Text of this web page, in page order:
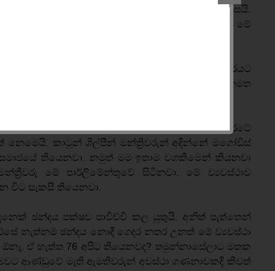
ක්‍රියාත්මක නොවුනේ ජනතාව ඊට එරෙහි නිසයි.
ප්‍රජාතන්ත්‍රවාදී තැනක දෙමල ජාතික සංධානය මේ
තේරෙන්නේ නැතිළු. එතුමන් කියනවා අපි ජාත්‍යන්තරයට
කියලා. ඒ නිසා අවධානම අරගෙන හරි අපි ජනමත
2/3 සම්මත කරගත යුතුයි. මේ වන විට රටේ
නෙමෙයි. කාටූන් ශිල්පීන් මන්ත්‍රිවරුන් අදින්නේ මගෝඩිස්
තියෙනවා. නමුත් මම ඉතාම වගකීමෙන් කියනවා
මේ පාර්ලිමේන්තුවේ සිටිනවා. මේ ව්‍යවස්ථාව
විට සැකසී තියෙනවා.
ඡන්දය පක්ෂව පාවිච්චි කල යුතුයි. අනිත් පැත්තෙන්
නැත්නම් ඡන්දය නොදී ගෙදර නතර උනත් මේ ව්‍යවස්ථා
ඒ හැත්ත 76 අපිට තියෙනවද? තමුන්නාසේලාට මතක
ආණ්ඩුවේ මැති ඇමතිවරුන් අවස්ථා ගණනාවකදී කීවත්